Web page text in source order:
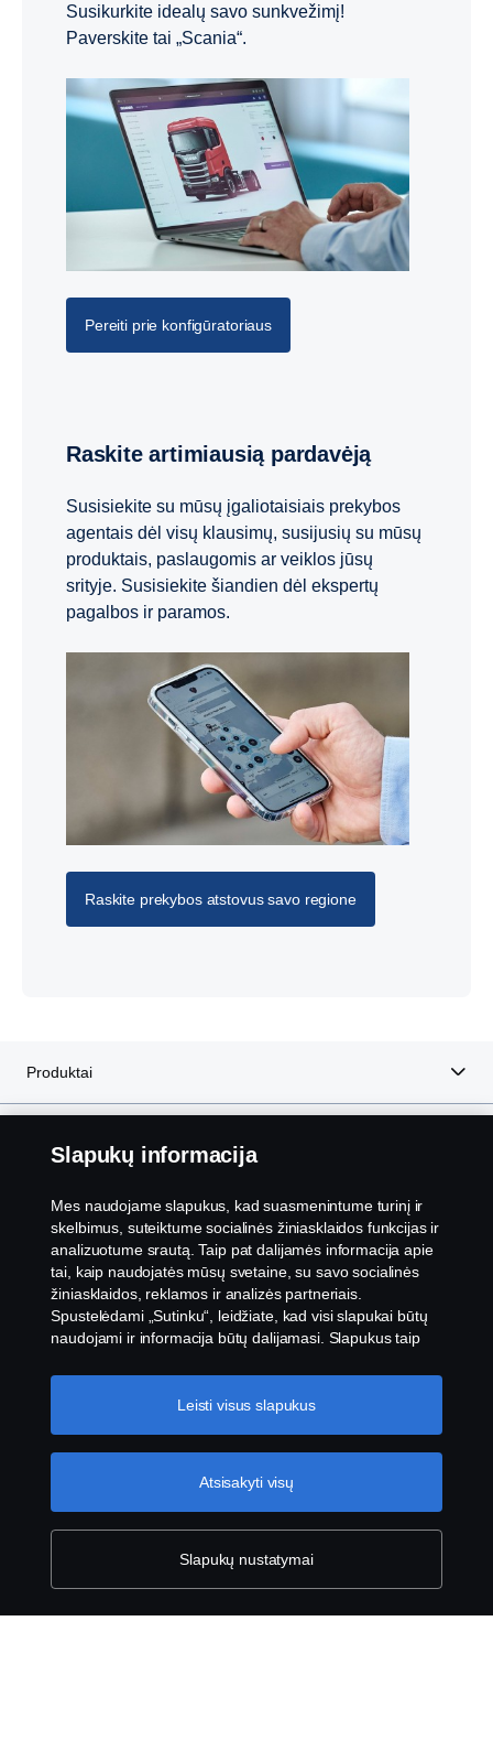
Susikurkite idealų savo sunkvežimį!
Paverskite tai „Scania“.
Pereiti prie konfigūratoriaus
Raskite artimiausią pardavėją
Susisiekite su mūsų įgaliotaisiais prekybos
agentais dėl visų klausimų, susijusių su mūsų
produktais, paslaugomis ar veiklos jūsų
srityje. Susisiekite šiandien dėl ekspertų
pagalbos ir paramos.
Raskite prekybos atstovus savo regione
Produktai
Apie „Scania“
Scania in Your Region: LIETUVA
Teisinis pranešimas
Slapukų informacija
Mes naudojame slapukus, kad suasmenintume turinį ir
skelbimus, suteiktume socialinės žiniasklaidos funkcijas ir
analizuotume srautą. Taip pat dalijamės informacija apie
tai, kaip naudojatės mūsų svetaine, su savo socialinės
žiniasklaidos, reklamos ir analizės partneriais.
Spustelėdami „Sutinku“, leidžiate, kad visi slapukai būtų
naudojami ir informacija būtų dalijamasi. Slapukus taip
pasirinkę norimas priimti kategorijas. Norėdami sužinoti
daugiau, kaip naudojame slapukus, apsilankykite mūsų
Slapukų nustatymai
Atsisakyti visų
Leisti visus slapukus